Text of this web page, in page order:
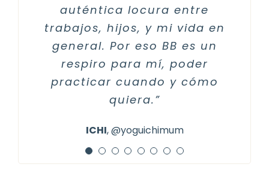
auténtica locura entre
trabajos, hijos, y mi vida en
general. Por eso BB es un
respiro para mí, poder
practicar cuando y cómo
quiera.”
ICHI,@yoguichimum
LUCIA BE @mrsluciabe